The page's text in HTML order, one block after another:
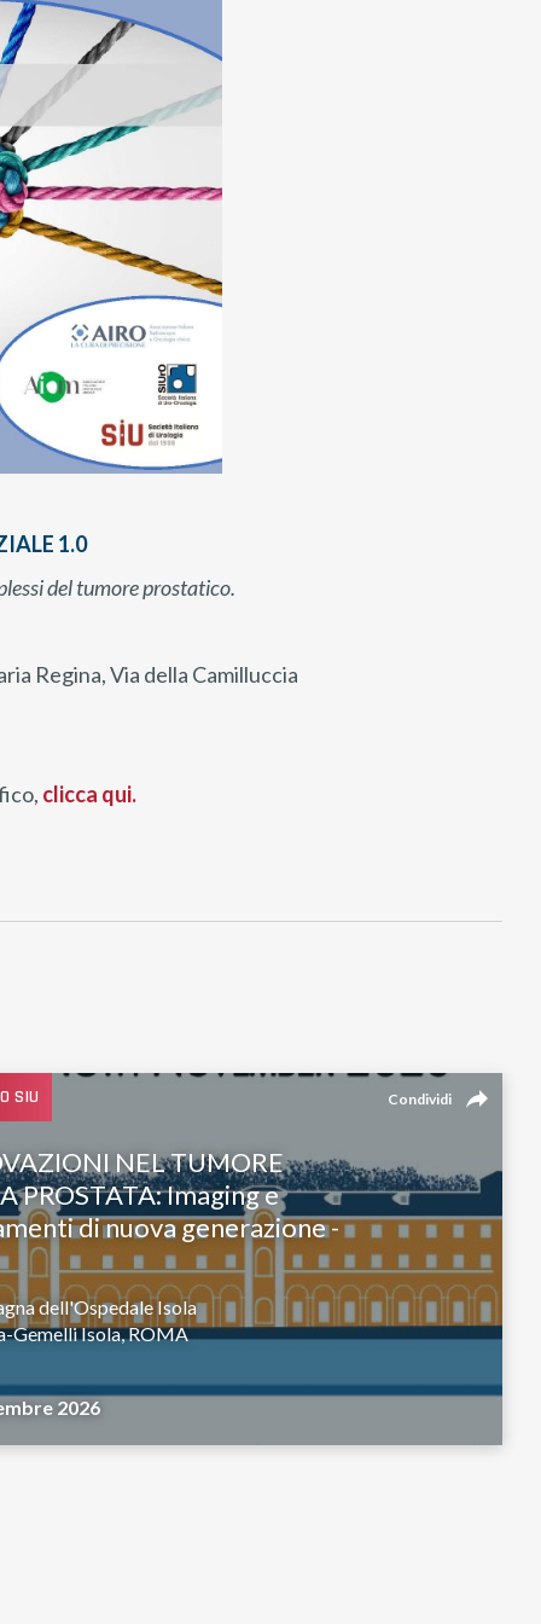
1.0
del tumore prostatico.
Regina, Via della Camilluccia
clicca qui.
NEL TUMORE
PROSTATA: Imaging e
di nuova generazione -
dell'Ospedale Isola
Gemelli Isola, ROMA
2026
SIU Condividi reply